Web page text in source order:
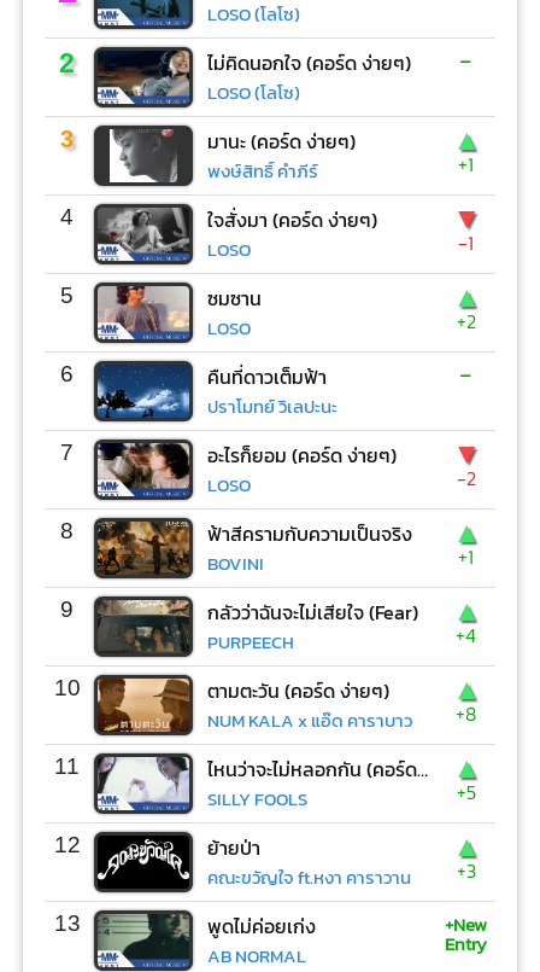
LOSO (โลโซ)
2 ไม่คิดนอกใจ (คอร์ด ง่ายๆ)
LOSO (โลโซ)
-
3 มานะ (คอร์ด ง่ายๆ)
พงษ์สิทธิ์ คำภีร์
▲
+1
4 ใจสั่งมา (คอร์ด ง่ายๆ)
LOSO
▼
-1
5 ซมซาน
LOSO
▲
+2
6 คืนที่ดาวเต็มฟ้า
ปราโมทย์ วิเลปะนะ
-
7 อะไรก็ยอม (คอร์ด ง่ายๆ)
LOSO
▼
-2
8 ฟ้าสีครามกับความเป็นจริง
BOVINI
▲
+1
9 กลัวว่าฉันจะไม่เสียใจ (Fear)
PURPEECH
▲
+4
10 ตามตะวัน (คอร์ด ง่ายๆ)
NUM KALA x แอ๊ด คาราบาว
▲
+8
11 ไหนว่าจะไม่หลอกกัน (คอร์ด ง่ายๆ)
SILLY FOOLS
▲
+5
12 ย้ายป่า
คณะขวัญใจ ft.หงา คาราวาน
▲
+3
13 พูดไม่ค่อยเก่ง
AB NORMAL
+New
Entry